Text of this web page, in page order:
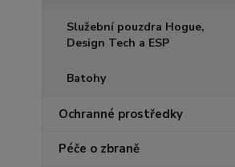
Služební pouzdra Hogue,
Design Tech a ESP
Batohy
Ochranné prostředky
Péče o zbraně